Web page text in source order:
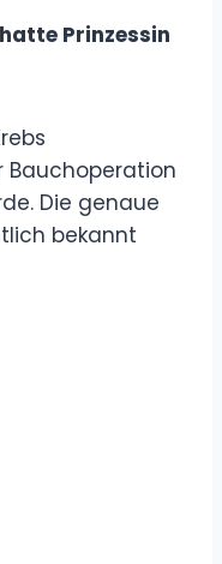
Prinzessin
Bauchoperation
Die genaue
bekannt